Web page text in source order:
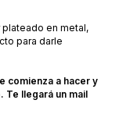
en metal,
para darle
comienza a hacer y
Te llegará un mail